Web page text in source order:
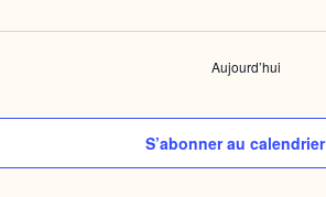
Aujourd’hui
S’abonner au calendrier